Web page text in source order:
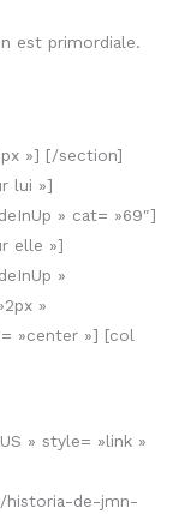
est primordiale.
»] [/section]
lui »]
» cat= »69″]
elle »]
»
»
»center »] [col
» style= »link »
historia-de-jmn-